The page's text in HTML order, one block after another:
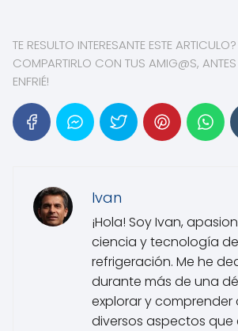
TE RESULTO INTERESANTE ESTE
COMPARTIRLO CON TUS AMIG@S,
ENFRIÉ!
Ivan
¡Hola! Soy Ivan,
ciencia y tecnología
refrigeración. Me he
durante más de una
explorar y comprender
diversos aspectos